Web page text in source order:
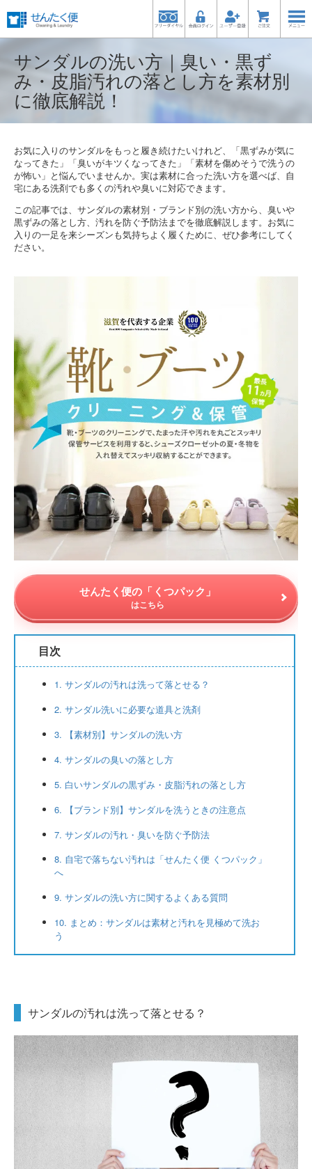
サンダルの洗い方｜臭い・黒ず
み・皮脂汚れの落とし方を素材別
に徹底解説！
お気に入りのサンダルをもっと履き続けたいけれど、「黒ずみが気に
なってきた」「臭いがキツくなってきた」「素材を傷めそうで洗うの
が怖い」と悩んでいませんか。実は素材に合った洗い方を選べば、自
宅にある洗剤でも多くの汚れや臭いに対応できます。
この記事では、サンダルの素材別・ブランド別の洗い方から、臭いや
黒ずみの落とし方、汚れを防ぐ予防法までを徹底解説します。お気に
入りの一足を来シーズンも気持ちよく履くために、ぜひ参考にしてく
ださい。
せんたく便の「くつパック」
はこちら
目次
1. サンダルの汚れは洗って落とせる？
2. サンダル洗いに必要な道具と洗剤
3. 【素材別】サンダルの洗い方
4. サンダルの臭いの落とし方
5. 白いサンダルの黒ずみ・皮脂汚れの落とし方
6. 【ブランド別】サンダルを洗うときの注意点
7. サンダルの汚れ・臭いを防ぐ予防法
8. 自宅で落ちない汚れは「せんたく便 くつパック」
へ
9. サンダルの洗い方に関するよくある質問
10. まとめ：サンダルは素材と汚れを見極めて洗お
う
サンダルの汚れは洗って落とせる？